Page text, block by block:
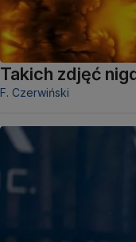
Takich zdjęć
F. Czerwiński